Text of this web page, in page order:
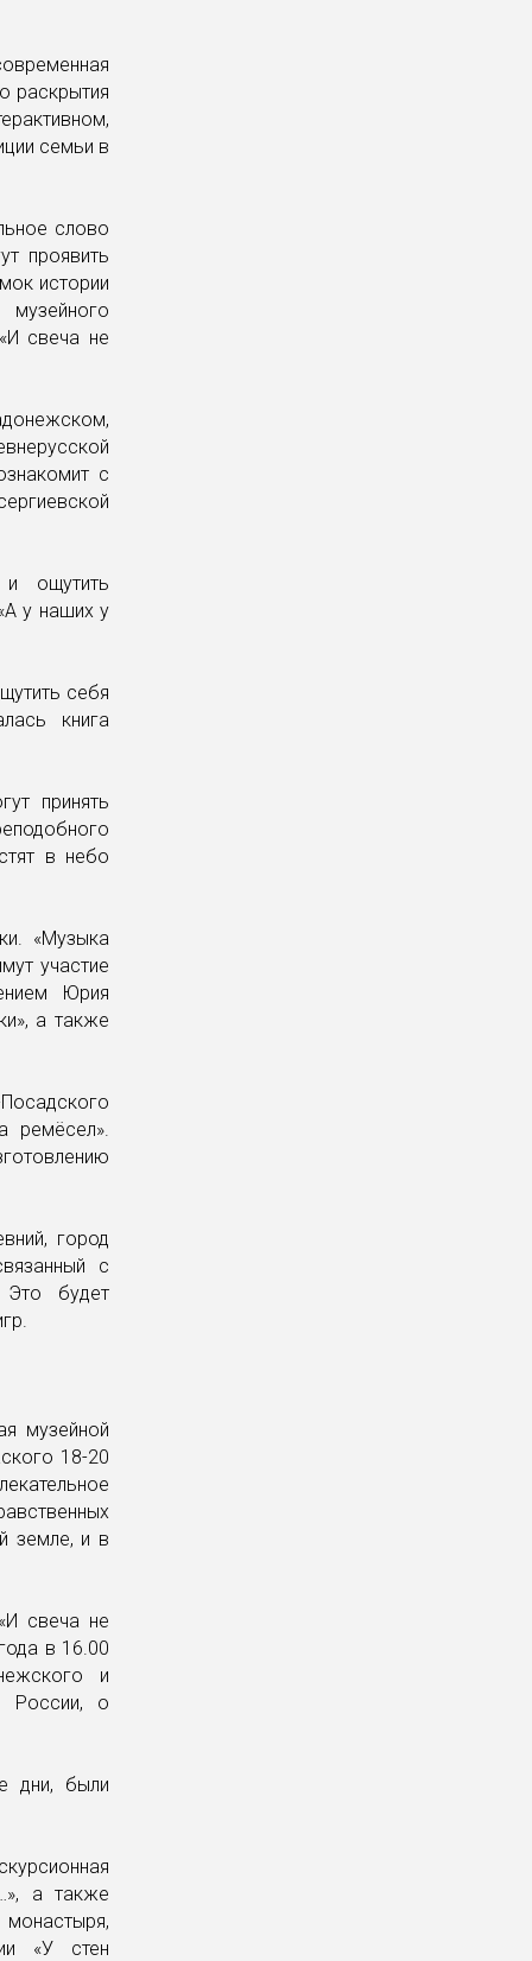
раскрытия
семьи в
слово
проявить
истории
свеча не
с
и ощутить
у наших у
себя
книга
принять
в небо
«Музыка
участие
Юрия
а также
ремёсел».
город
с
Это будет
музейной
18-20
земле, и в
свеча не
в 16.00
и
России, о
дни, были
а также
«У стен